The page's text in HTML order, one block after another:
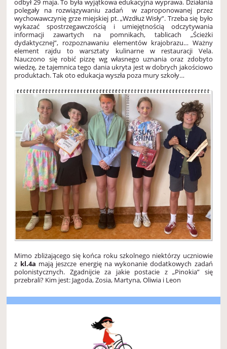
odbył 29 maja. To była wyjątkowa edukacyjna wyprawa. Działania
polegały na rozwiązywaniu zadań w zaproponowanej przez
wychowawczynię grze miejskiej pt. „Wzdłuż Wisły”. Trzeba się było
wykazać spostrzegawczością i umiejętnością odczytywania
informacji zawartych na pomnikach, tablicach „Ścieżki
dydaktycznej”, rozpoznawaniu elementów krajobrazu… Ważny
element rajdu to warsztaty kulinarne w restauracji Vela.
Nauczono się robić pizzę wg własnego uznania oraz zdobyto
wiedzę, że tajemnica tego dania ukryta jest w dobrych jakościowo
produktach. Tak oto edukacja wyszła poza mury szkoły…
Mimo zbliżającego się końca roku szkolnego niektórzy uczniowie
z kl.4a mają jeszcze energię na wykonanie dodatkowych zadań
polonistycznych. Zgadnijcie za jakie postacie z „Pinokia” się
przebrali? Kim jest: Jagoda, Zosia, Martyna, Oliwia i Leon